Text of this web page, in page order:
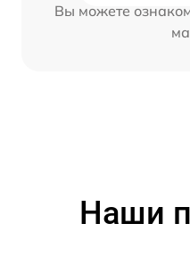
Вы можете
Наши